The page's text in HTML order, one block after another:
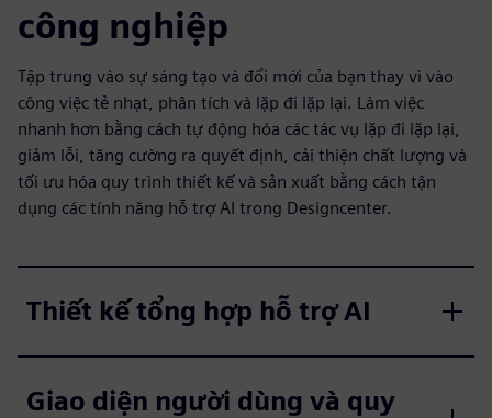
công nghiệp
Tập trung vào sự sáng tạo và đổi mới của bạn thay vì vào
công việc tẻ nhạt, phân tích và lặp đi lặp lại. Làm việc
nhanh hơn bằng cách tự động hóa các tác vụ lặp đi lặp lại,
giảm lỗi, tăng cường ra quyết định, cải thiện chất lượng và
tối ưu hóa quy trình thiết kế và sản xuất bằng cách tận
dụng các tính năng hỗ trợ AI trong Designcenter.
Thiết kế tổng hợp hỗ trợ AI
Giao diện người dùng và quy